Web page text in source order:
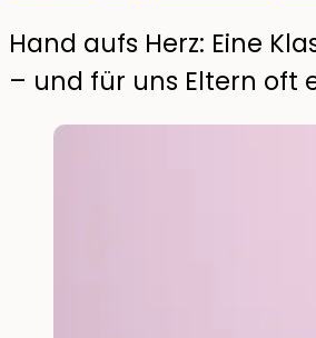
Hand aufs Herz: Eine
– und für uns Eltern oft